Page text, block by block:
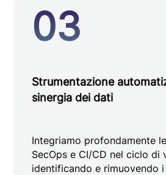
03
Strumentazione
sinergia dei dati
Integriamo profondamente
SecOps e CI/CD nel ciclo di
identificando e rimuovendo